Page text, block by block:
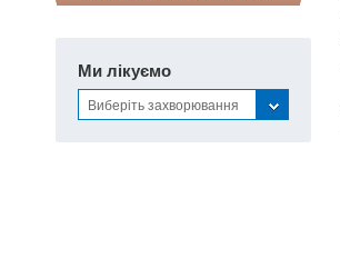
Ми лікуємо
Виберіть захворювання